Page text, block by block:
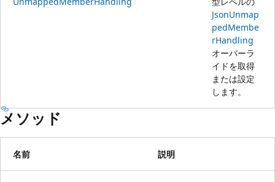
JsonUnmap
pedMembe
rHandling
オーバーラ
イドを取得
または設定
します。
メソッド
名前 説明